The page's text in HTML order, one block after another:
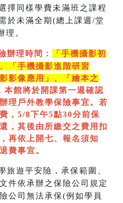
擇同樣學費未滿班之課程
於未滿全期(總上課週/堂
理。
辦理時間：
「手機攝影初
「手機攝影進階研習
影像應用」、「繪本之
本館將於開課第一週 確認
辦理戶外教學保險事宜。若
，5/8下午5點30分前保
，其後由所繳交之費用扣
再依上開七、 報名須知
費事宜。
旅遊平安險，承保範圍、
件依承辦之保險公司規定
公司無法承保(例如學員